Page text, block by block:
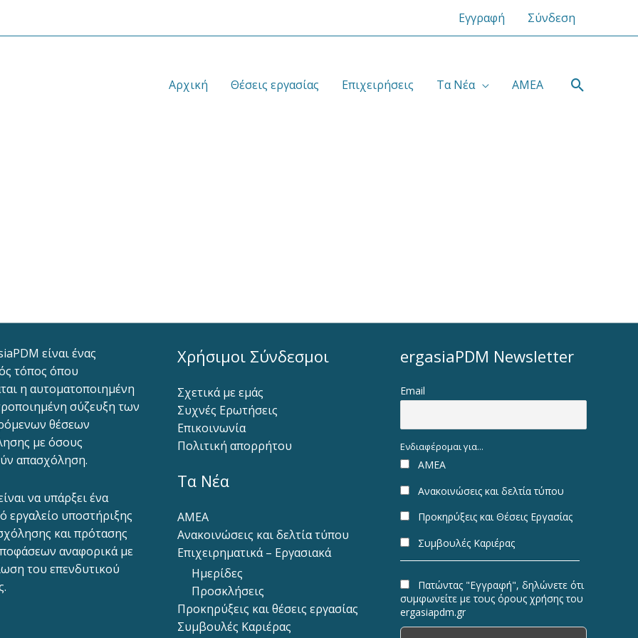
Εγγραφή Σύνδεση
Αρχική Θέσεις εργασίας Επιχειρήσεις Τα Νέα ΑΜΕΑ
είναι ένας
τόπος όπου
η αυτοματοποιημένη
σύζευξη των
θέσεων
με όσους
απασχόληση.
να υπάρξει ένα
εργαλείο υποστήριξης
και πρότασης
αναφορικά με
του επενδυτικού
Χρήσιμοι Σύνδεσμοι
Σχετικά με εμάς
Συχνές Ερωτήσεις
Επικοινωνία
Πολιτική απορρήτου
Τα Νέα
ΑΜΕΑ
Ανακοινώσεις και δελτία τύπου
Επιχειρηματικά – Εργασιακά
Ημερίδες
Προσκλήσεις
Προκηρύξεις και θέσεις εργασίας
Συμβουλές Καριέρας
ergasiaPDM Newsletter
Email
Ενδιαφέρομαι για...
ΑΜΕΑ
Ανακοινώσεις και δελτία τύπου
Προκηρύξεις και Θέσεις Εργασίας
Συμβουλές Καριέρας
Πατώντας "Εγγραφή", δηλώνετε ότι
συμφωνείτε με τους όρους χρήσης του
ergasiapdm.gr